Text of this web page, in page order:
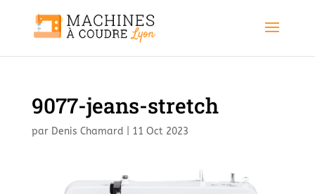
9077-jeans-stretch
par Denis Chamard 11 Oct 2023